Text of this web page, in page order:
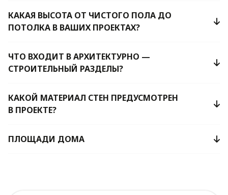
КАКАЯ ВЫСОТА ОТ ЧИСТОГО ПОЛА ДО
ПОТОЛКА В ВАШИХ ПРОЕКТАХ?
ЧТО ВХОДИТ В АРХИТЕКТУРНО —
СТРОИТЕЛЬНЫЙ РАЗДЕЛЫ?
КАКОЙ МАТЕРИАЛ СТЕН ПРЕДУСМОТРЕН
В ПРОЕКТЕ?
ПЛОЩАДИ ДОМА